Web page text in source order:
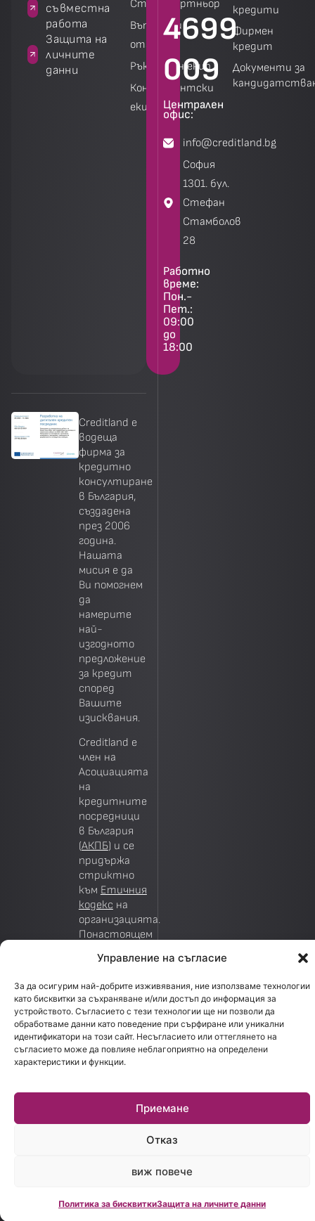
Управление на съгласие
За да осигурим най-добрите изживявания, ние използваме технологии
като бисквитки за съхраняване и/или достъп до информация за
устройството. Съгласието с тези технологии ще ни позволи да
обработваме данни като поведение при сърфиране или уникални
идентификатори на този сайт. Несъгласието или оттеглянето на
съгласието може да повлияе неблагоприятно на определени
характеристики и функции.
Приемане
Отказ
виж повече
Политика за бисквиткиЗащита на личните данни
съвместна
работа
Защита на
личните
данни
Стани партньор
Въпроси и
отговори
Ръководен екип
Консултантски
екип
кредити
Фирмен
кредит
Документи за
Калкулатори
Калкулатори
4699
009
Централен
офис:
info@creditland.bg
София
1301. бул.
Стефан
Стамболов
28
Работно
време:
Пон.-
Пет.:
09:00
до
18:00
Creditland е
водеща
фирма за
кредитно
консултиране
в България,
създадена
през 2006
година.
Нашата
мисия е да
Ви помогнем
да
намерите
най-
изгодното
предложение
за кредит
според
Вашите
изисквания.
Creditland е
член на
Асоциацията
на
кредитните
посредници
в България
(АКПБ) и се
придържа
стриктно
към Етичния
кодекс на
организацията.
Понастоящем
Василев, изп.
Creditland, е
зам.
председател
на АКПБ.
Creditland е
дъщерна
обособена
дружество
на големия